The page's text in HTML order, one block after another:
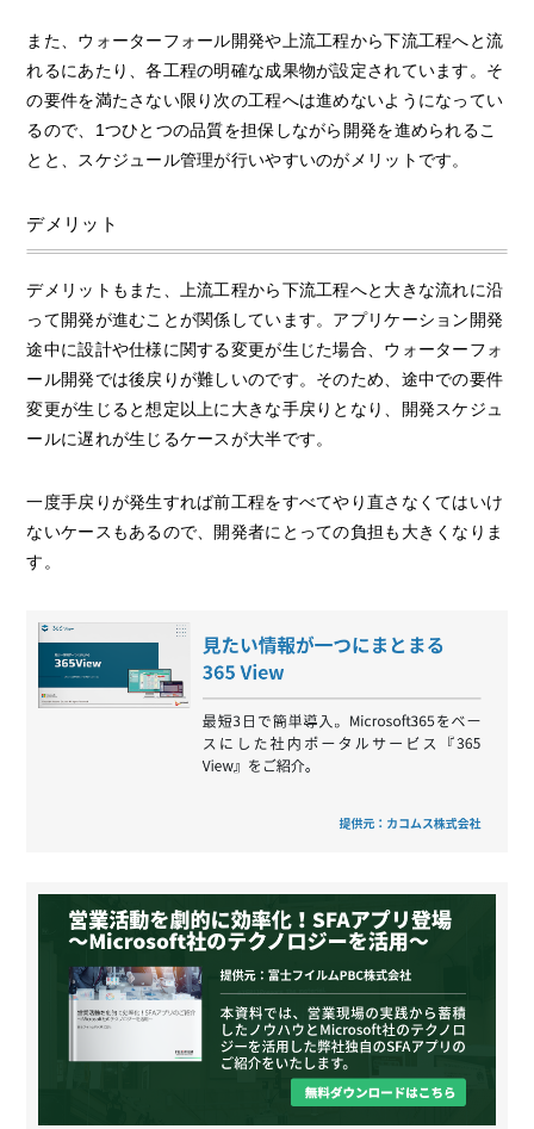
また、ウォーターフォール開発や上流工程から下流工程へと流
れるにあたり、各工程の明確な成果物が設定されています。そ
の要件を満たさない限り次の工程へは進めないようになってい
るので、1つひとつの品質を担保しながら開発を進められるこ
とと、スケジュール管理が行いやすいのがメリットです。
デメリット
デメリットもまた、上流工程から下流工程へと大きな流れに沿
って開発が進むことが関係しています。アプリケーション開発
途中に設計や仕様に関する変更が生じた場合、ウォーターフォ
ール開発では後戻りが難しいのです。そのため、途中での要件
変更が生じると想定以上に大きな手戻りとなり、開発スケジュ
ールに遅れが生じるケースが大半です。
一度手戻りが発生すれば前工程をすべてやり直さなくてはいけ
ないケースもあるので、開発者にとっての負担も大きくなりま
す。